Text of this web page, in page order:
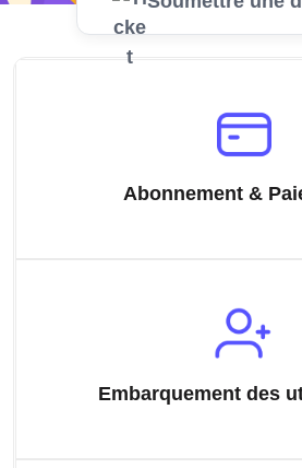
Abonnement &
Embarquement des